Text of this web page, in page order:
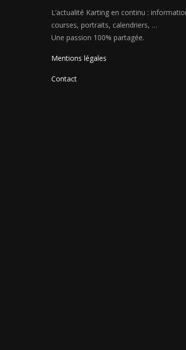
L’actualité Karting en continu :
courses, portraits, calendriers, …
Une passion 100% partagée.
Mentions légales
Contact